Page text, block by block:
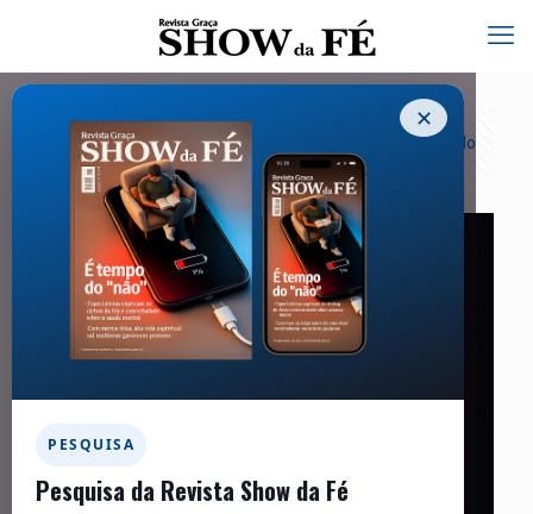
✕
PESQUISA
Pesquisa da Revista Show da Fé
Categorias Tags Exibir tudo